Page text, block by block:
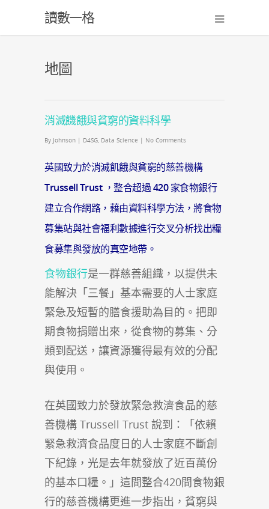
讀數一格
地圖
消滅饑餓與貧窮的資料科學
By Johnson | D4SG, Data Science | No Comments
英國致力於消滅飢餓與貧窮的慈善機構
Trussell Trust ，整合超過 420 家食物銀行
建立合作網路，藉由資料科學方法，將食物
募集站與社會福利數據進行交叉分析找出糧
食募集與發放的真空地帶。
食物銀行是一群慈善組織，以提供未
能解決「三餐」基本需要的人士家庭
緊急及短暫的膳食援助為目的。把即
期食物捐贈出來，從食物的募集、分
類到配送，讓資源獲得最有效的分配
與使用。
在英國致力於發放緊急救濟食品的慈
善機構 Trussell Trust 說到：「依賴
緊急救濟食品度日的人士家庭不斷創
下紀錄，光是去年就發放了近百萬份
的基本口糧。」這間整合420間食物銀
行的慈善機構更進一步指出，貧窮與